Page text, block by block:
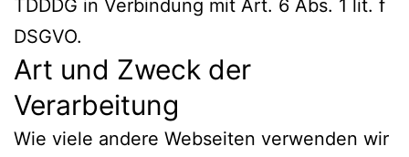
TDDDG in Verbindung mit Art. 6 Abs. 1 lit. f
DSGVO.
Art und Zweck der
Verarbeitung
Wie viele andere Webseiten verwenden wir